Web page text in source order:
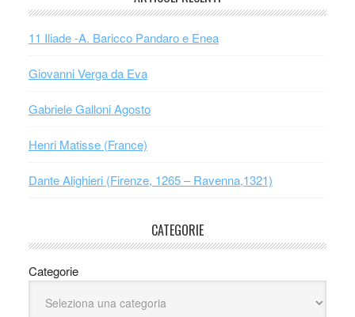
11 Iliade -A. Baricco Pandaro e Enea
Giovanni Verga da Eva
Gabriele Galloni Agosto
Henri Matisse (France)
Dante Alighieri (Firenze, 1265 – Ravenna,1321)
CATEGORIE
Categorie